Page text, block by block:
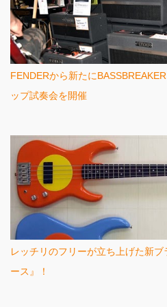
FENDERから新たに
ップ試奏会を開催
レッチリのフリーが立ち上げた新
ース』！